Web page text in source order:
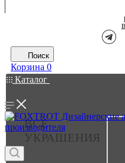
Поиск
Корзина 0
Каталог
ВСЕ
УКРАШЕНИЯ